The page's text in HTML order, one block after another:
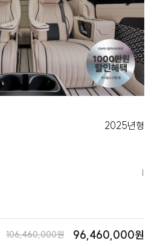
2025년형
|
106,460,000원 96,460,000원